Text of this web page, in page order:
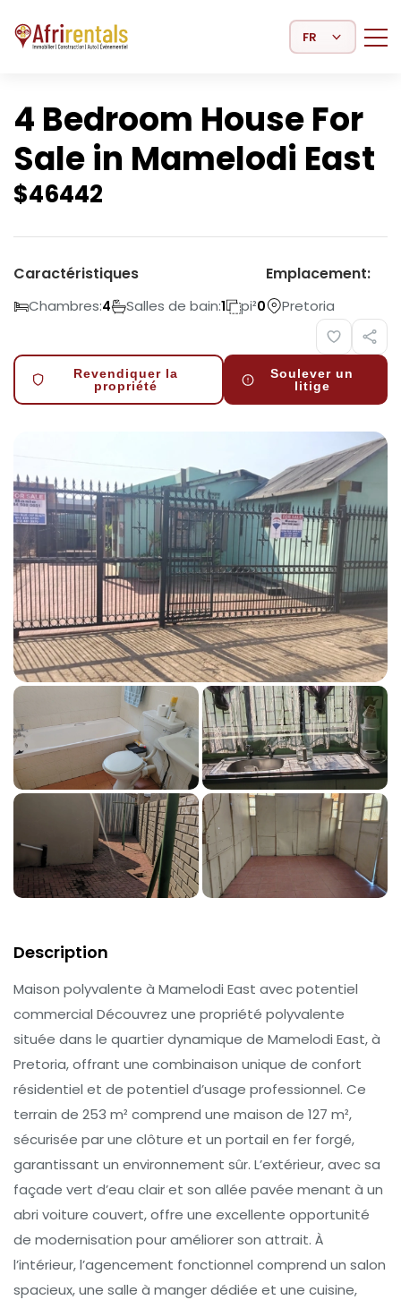
Select Language
4 Bedroom House For
Sale in Mamelodi East
$46442
Caractéristiques
Chambres:4 Salles de bain:1 pi²0
Emplacement:
Pretoria
Revendiquer la
propriété
Soulever un
litige
Description
Maison polyvalente à Mamelodi East avec potentiel
commercial Découvrez une propriété polyvalente
située dans le quartier dynamique de Mamelodi East, à
Pretoria, offrant une combinaison unique de confort
résidentiel et de potentiel d’usage professionnel. Ce
terrain de 253 m² comprend une maison de 127 m²,
sécurisée par une clôture et un portail en fer forgé,
garantissant un environnement sûr. L’extérieur, avec sa
façade vert d’eau clair et son allée pavée menant à un
abri voiture couvert, offre une excellente opportunité
de modernisation pour améliorer son attrait. À
l’intérieur, l’agencement fonctionnel comprend un salon
spacieux, une salle à manger dédiée et une cuisine,